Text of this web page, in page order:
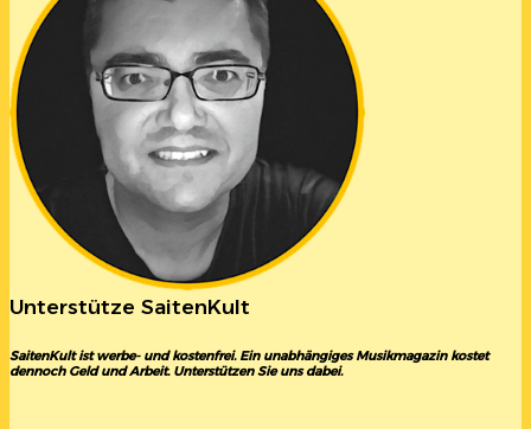
Unterstütze SaitenKult
SaitenKult ist werbe- und kostenfrei. Ein unabhängiges Musikmagazin kostet
dennoch Geld und Arbeit. Unterstützen Sie uns dabei.